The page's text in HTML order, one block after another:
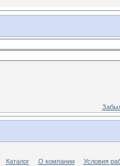
Каталог О компании Условия